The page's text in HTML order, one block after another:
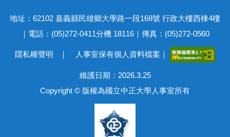
地址：62102 嘉義縣民雄鄉大學路一段168號 行政大樓西棟4樓
｜電話：(05)272-0411分機 18116｜傳真：(05)272-0560
隱私權聲明 ｜ 人事室保有個人資料檔案 ｜
維護日期：2026.3.25
Copyright © 版權為國立中正大學人事室所有